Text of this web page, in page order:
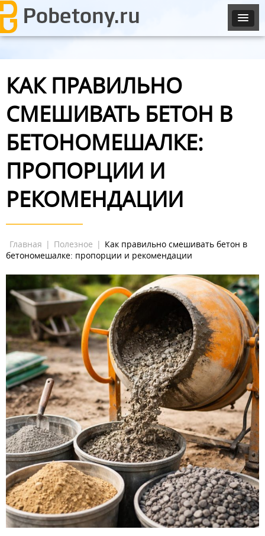
КАК ПРАВИЛЬНО
СМЕШИВАТЬ БЕТОН В
БЕТОНОМЕШАЛКЕ:
ПРОПОРЦИИ И
РЕКОМЕНДАЦИИ
Главная | Полезное | Как правильно смешивать бетон в
бетономешалке: пропорции и рекомендации